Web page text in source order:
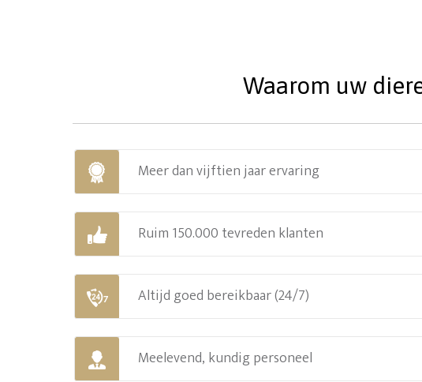
Waarom uw
Meer dan vijftien jaar ervaring
Ruim 150.000 tevreden klanten
Altijd goed bereikbaar (24/7)
Meelevend, kundig personeel